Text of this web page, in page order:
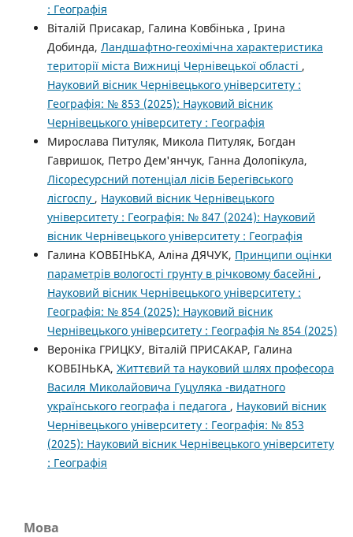
: Географія
Віталій Присакар, Галина Ковбінька , Ірина
Добинда, Ландшафтно-геохімічна характеристика
території міста Вижниці Чернівецької області ,
Науковий вісник Чернівецького університету :
Географія: № 853 (2025): Науковий вісник
Чернівецького університету : Географія
Мирослава Питуляк, Микола Питуляк, Богдан
Гавришок, Петро Дем'янчук, Ганна Долопікула,
Лісоресурсний потенціал лісів Берегівського
лісгоспу , Науковий вісник Чернівецького
університету : Географія: № 847 (2024): Науковий
вісник Чернівецького університету : Географія
Галина КОВБІНЬКА, Аліна ДЯЧУК, Принципи оцінки
параметрів вологості грунту в річковому басейні ,
Науковий вісник Чернівецького університету :
Географія: № 854 (2025): Науковий вісник
Чернівецького університету : Географія № 854 (2025)
Вероніка ГРИЦКУ, Віталій ПРИСАКАР, Галина
КОВБІНЬКА, Життєвий та науковий шлях професора
Василя Миколайовича Гуцуляка -видатного
українського географа і педагога , Науковий вісник
Чернівецького університету : Географія: № 853
(2025): Науковий вісник Чернівецького університету
: Географія
Мова